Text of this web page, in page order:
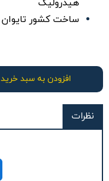
ساخت کشور تایوان
افزودن به سبد خرید
نظرات